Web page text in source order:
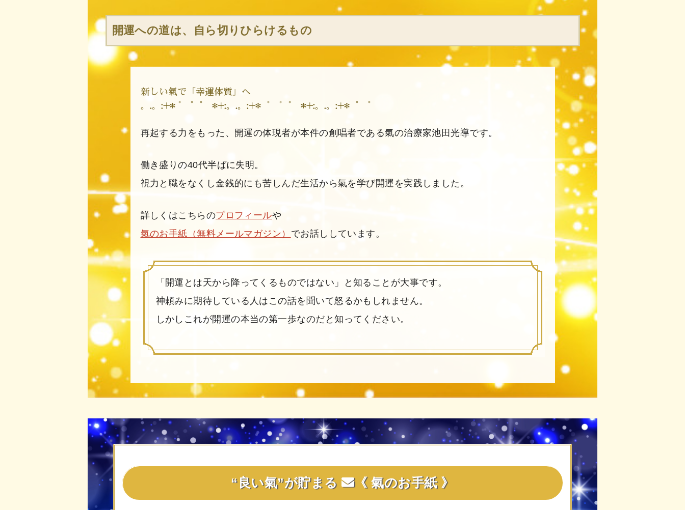
開運への道は、自ら切りひらけるもの
再起する力をもった、開運の体現者が本件の創唱者である氣の治療家池田光導です。
働き盛りの40代半ばに失明。
視力と職をなくし金銭的にも苦しんだ生活から氣を学び開運を実践しました。
詳しくはこちらのプロフィールや
氣のお手紙（無料メールマガジン） でお話ししています。
「開運とは天から降ってくるものではない」と知ることが大事です。
神頼みに期待している人はこの話を聞いて怒るかもしれません。
しかしこれが開運の本当の第一歩なのだと知ってください。
“良い氣”が貯まる 《 氣のお手紙 》